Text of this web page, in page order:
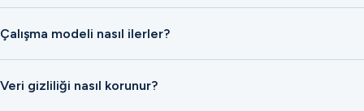
Çalışma modeli nasıl ilerler?
Veri gizliliği nasıl korunur?